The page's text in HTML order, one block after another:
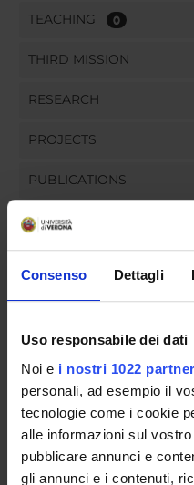
Consenso Dettagli
Uso responsabile dei dati
Noi e i nostri 1022 partner
personali, ad esempio il
tecnologie come i cookie
alle informazioni sul
pubblicare annunci e
gli annunci e i contenuti,
TEACHING 0
THIRD MISSION
RESEARCH
PROJECTS
PUBLICATIONS
ASSIGNMENTS
COMMITTEES
DEPARTMENT
STUDENT